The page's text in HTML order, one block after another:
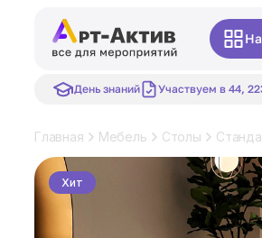
День знаний Участвуем в 44,
Главная Мебель Столы
Хит